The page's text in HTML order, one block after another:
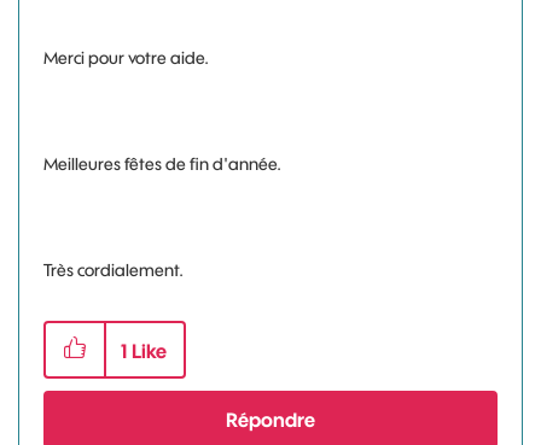
Merci pour votre aide.
Meilleures fêtes de fin d'année.
Très cordialement.
1 Like
Répondre